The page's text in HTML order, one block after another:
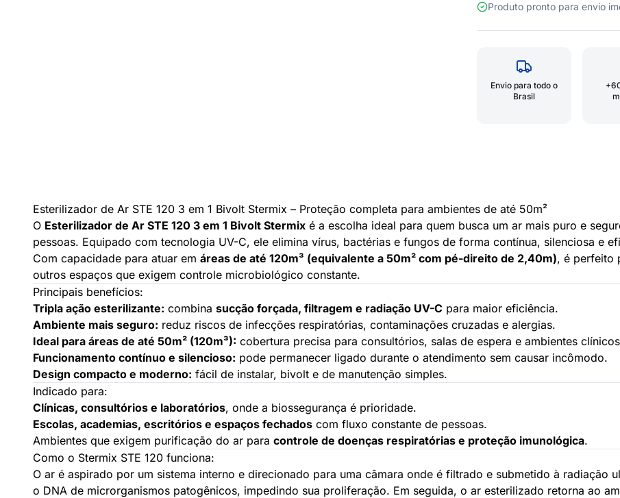
Produto pronto para envio
Envio para todo o
Brasil
Esterilizador de Ar STE 120 3 em 1 Bivolt Stermix – Proteção completa para ambientes de até 50m²
O Esterilizador de Ar STE 120 3 em 1 Bivolt Stermix é a escolha ideal para quem busca um ar mais puro e
pessoas. Equipado com tecnologia UV-C, ele elimina vírus, bactérias e fungos de forma contínua, silenciosa e
Com capacidade para atuar em áreas de até 120m³ (equivalente a 50m² com pé-direito de 2,40m), é perfeito
outros espaços que exigem controle microbiológico constante.
Principais benefícios:
Tripla ação esterilizante: combina sucção forçada, filtragem e radiação UV-C para maior eficiência.
Ambiente mais seguro: reduz riscos de infecções respiratórias, contaminações cruzadas e alergias.
Ideal para áreas de até 50m² (120m³): cobertura precisa para consultórios, salas de espera e ambientes
Funcionamento contínuo e silencioso: pode permanecer ligado durante o atendimento sem causar incômodo.
Design compacto e moderno: fácil de instalar, bivolt e de manutenção simples.
Indicado para:
Clínicas, consultórios e laboratórios, onde a biossegurança é prioridade.
Escolas, academias, escritórios e espaços fechados com fluxo constante de pessoas.
Ambientes que exigem purificação do ar para controle de doenças respiratórias e proteção imunológica.
Como o Stermix STE 120 funciona:
O ar é aspirado por um sistema interno e direcionado para uma câmara onde é filtrado e submetido à radiação
o DNA de microrganismos patogênicos, impedindo sua proliferação. Em seguida, o ar esterilizado retorna ao